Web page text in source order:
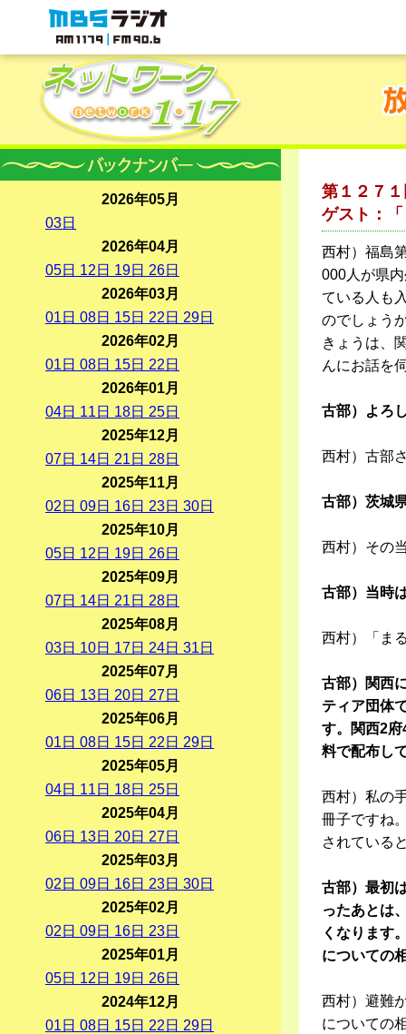
MBSラジオ 1179|FM90.6
第１２７
ゲスト：
西村）福島
000人が県
ている人も
のでしょう
きょうは、
んにお話を
古部）よろ
西村）古部
古部）茨城
西村）その
古部）当時
西村）「ま
古部）関西
ティア団体
す。関西2
料で配布し
西村）私の
冊子ですね
されている
古部）最初
ったあとは
くなります
についての
西村）避難
についての
2026年05月
03日
2026年04月
05日 12 日 19日 26日
2026年03月
01 日 08日 15日 22 日 29日
2026年02月
01 日 08日 15日 22 日
2026年01月
04日 11 日 18日 25日
2025年12月
07日 14日 21 日 28日
2025年11月
02 日 09日 16日 23日 30日
2025年10月
05日 12 日 19日 26日
2025年09月
07日 14日 21 日 28日
2025年08月
03日 10日 17日 24日 31 日
2025年07月
06日 13日 20日 27日
2025年06月
01 日 08日 15日 22 日 29日
2025年05月
04日 11 日 18日 25日
2025年04月
06日 13日 20日 27日
2025年03月
02 日 09日 16日 23日 30日
2025年02月
02 日 09日 16日 23日
2025年01月
05日 12 日 19日 26日
2024年12月
01 日 08日 15日 22 日 29日